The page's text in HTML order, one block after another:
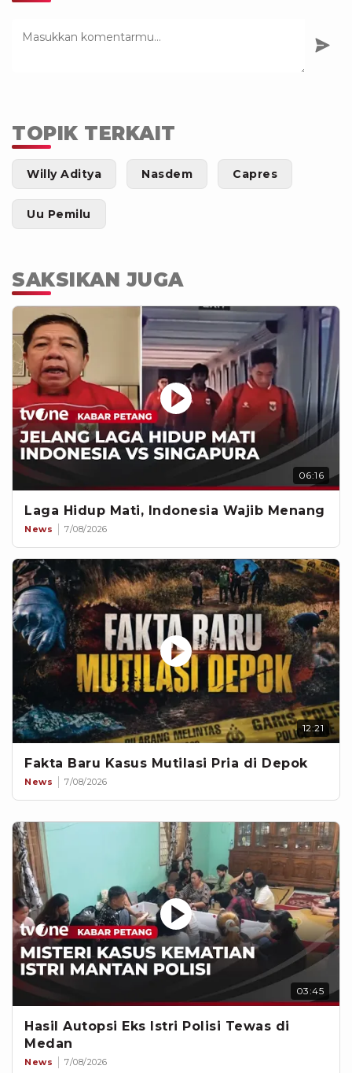
TOPIK TERKAIT
Willy Aditya Nasdem Capres
Uu Pemilu
SAKSIKAN JUGA
06:16
Laga Hidup Mati, Indonesia Wajib Menang
News 7/08/2026
12:21
Fakta Baru Kasus Mutilasi Pria di Depok
News 7/08/2026
03:45
Hasil Autopsi Eks Istri Polisi Tewas di
Medan
News 7/08/2026